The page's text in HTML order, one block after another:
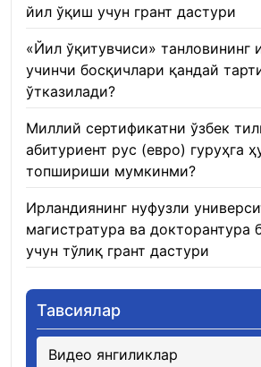
йил ўқиш учун грант дастури
«Йил ўқитувчиси» танловининг
учинчи босқичлари қандай
ўтказилади?
Миллий сертификатни ўзбек
абитуриент рус (евро) гуруҳга
топшириши мумкинми?
Ирландиянинг нуфузли
магистратура ва докторантура
учун тўлиқ грант дастури
Тавсиялар
Видео янгиликлар